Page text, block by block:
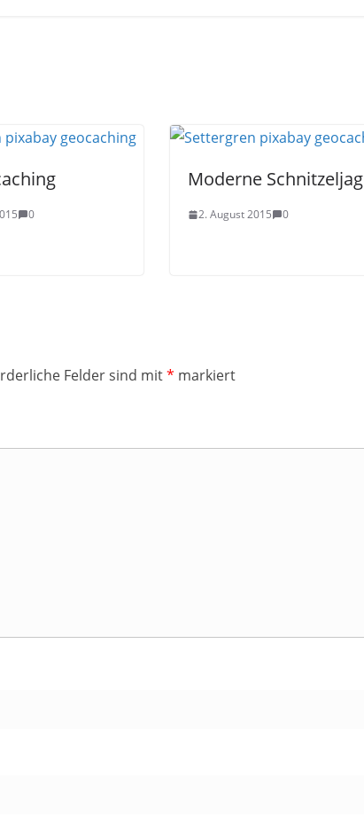
0
Moderne
2. August 2015 0
Felder sind mit* markiert